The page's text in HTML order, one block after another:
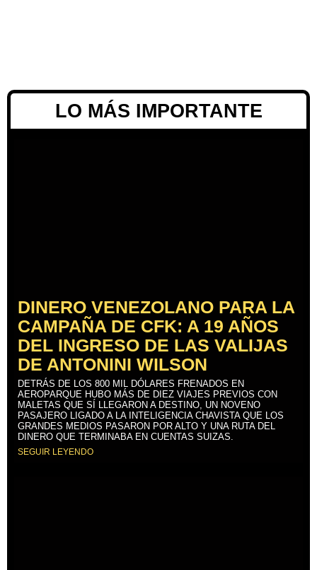
LO MÁS IMPORTANTE
DINERO VENEZOLANO PARA LA
CAMPAÑA DE CFK: A 19 AÑOS
DEL INGRESO DE LAS VALIJAS
DE ANTONINI WILSON
DETRÁS DE LOS 800 MIL DÓLARES FRENADOS EN
AEROPARQUE HUBO MÁS DE DIEZ VIAJES PREVIOS CON
MALETAS QUE SÍ LLEGARON A DESTINO, UN NOVENO
PASAJERO LIGADO A LA INTELIGENCIA CHAVISTA QUE LOS
GRANDES MEDIOS PASARON POR ALTO Y UNA RUTA DEL
DINERO QUE TERMINABA EN CUENTAS SUIZAS.
SEGUIR LEYENDO